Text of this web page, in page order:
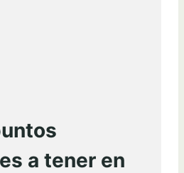
a tener en